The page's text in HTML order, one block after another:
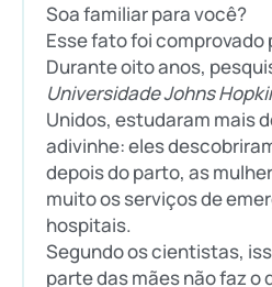
Soa familiar para você?
Esse fato foi comprovado
Durante oito anos,
Universidade Johns
Unidos, estudaram mais
adivinhe: eles
depois do parto, as
muito os serviços de
hospitais.
Segundo os cientistas,
parte das mães não faz o